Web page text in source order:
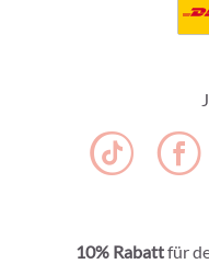
10% Rabattfür